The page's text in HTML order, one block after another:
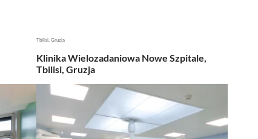
Tbilisi, Gruzja
Klinika Wielozadaniowa Nowe Szpitale,
Tbilisi, Gruzja